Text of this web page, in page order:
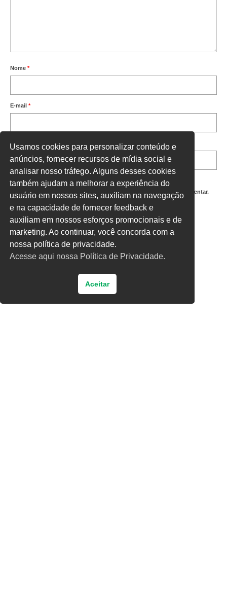
Nome *
E-mail *
Site
Salvar meus dados neste navegador para a próxima vez que eu comentar.
Digite uma resposta em números:
16 − 11 =
Usamos cookies para personalizar conteúdo e
anúncios, fornecer recursos de mídia social e
analisar nosso tráfego. Alguns desses cookies
também ajudam a melhorar a experiência do
usuário em nossos sites, auxiliam na navegação
e na capacidade de fornecer feedback e
auxiliam em nossos esforços promocionais e de
marketing. Ao continuar, você concorda com a
nossa política de privacidade.
Acesse aqui nossa Política de Privacidade.
Aceitar